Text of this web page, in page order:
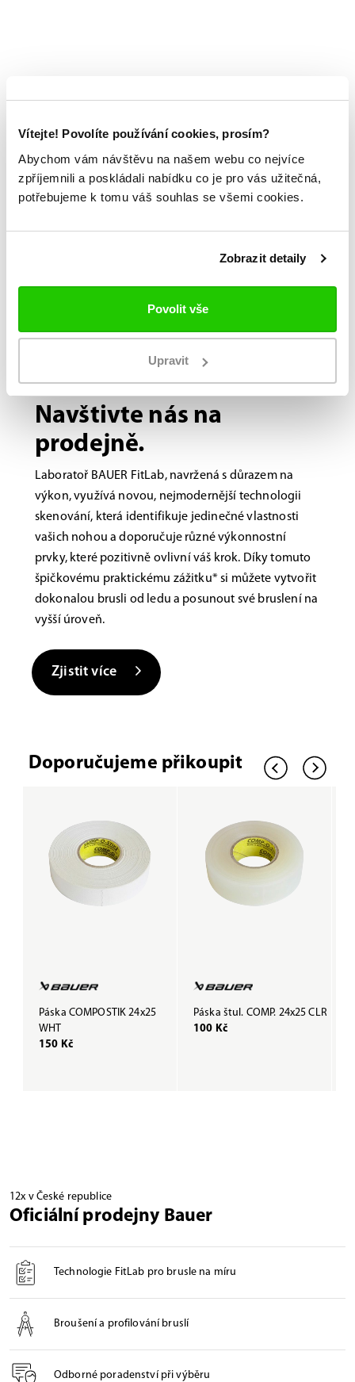
Vítejte! Povolíte používání cookies, prosím?
Abychom vám návštěvu na našem webu co nejvíce
zpříjemnili a poskládali nabídku co je pro vás užitečná,
potřebujeme k tomu váš souhlas se všemi cookies.
Zobrazit detaily
Povolit vše
Upravit
Brusle na míru?
Navštivte nás na
prodejně.
Laboratoř BAUER FitLab, navržená s důrazem na
výkon, využívá novou, nejmodernější technologii
skenování, která identifikuje jedinečné vlastnosti
vašich nohou a doporučuje různé výkonnostní
prvky, které pozitivně ovlivní váš krok. Díky tomuto
špičkovému praktickému zážitku* si můžete vytvořit
dokonalou brusli od ledu a posunout své bruslení na
vyšší úroveň.
Zjistit více
Doporučujeme přikoupit
Páska COMPOSTIK 24x25
WHT
150 Kč
Páska štul. COMP. 24x25 CLR
100 Kč
12x v České republice
Oficiální prodejny Bauer
Technologie FitLab pro brusle na míru
Broušení a profilování bruslí
Odborné poradenství při výběru